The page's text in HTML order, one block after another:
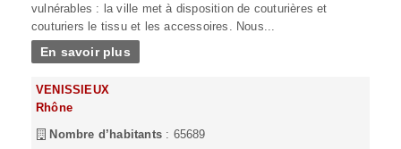
vulnérables : la ville met à disposition de couturières et
couturiers le tissu et les accessoires. Nous...
En savoir plus
VENISSIEUX
Rhône
Nombre d’habitants : 65689